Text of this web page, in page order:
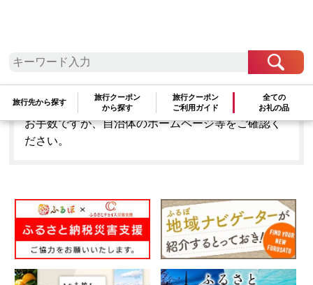
旅行先から探す
旅行クーポン
から探す
旅行クーポン
ご利用ガイド
全ての
お礼の品
「千葉県」はふるぽからお申込みをすることはでき
ません。
お手数ですが、自治体のホームページ等をご確認く
ださい。